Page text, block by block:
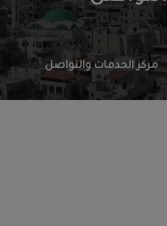
مركز الخدمات والتواصل